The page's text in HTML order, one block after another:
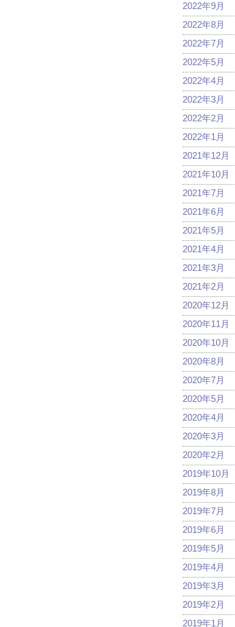
2022年9月
2022年8月
2022年7月
2022年5月
2022年4月
2022年3月
2022年2月
2022年1月
2021年12月
2021年10月
2021年7月
2021年6月
2021年5月
2021年4月
2021年3月
2021年2月
2020年12月
2020年11月
2020年10月
2020年8月
2020年7月
2020年5月
2020年4月
2020年3月
2020年2月
2019年10月
2019年8月
2019年7月
2019年6月
2019年5月
2019年4月
2019年3月
2019年2月
2019年1月